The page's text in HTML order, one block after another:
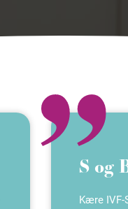
S og
Kære IVF-